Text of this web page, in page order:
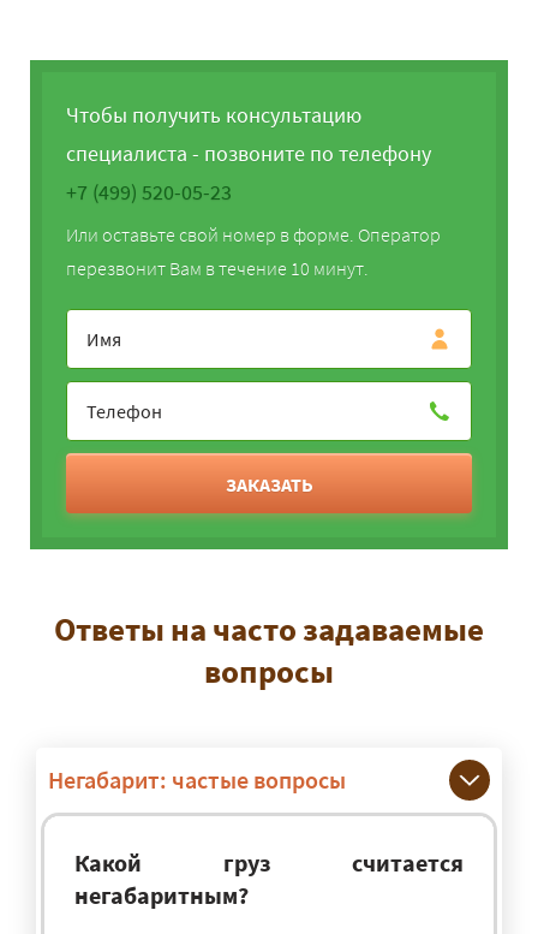
Чтобы получить консультацию
специалиста - позвоните по телефону
+7 (499) 520-05-23
Или оставьте свой номер в форме. Оператор
перезвонит Вам в течение 10 минут.
ЗАКАЗАТЬ
Ответы на часто задаваемые
вопросы
Негабарит: частые вопросы
Какой груз считается
негабаритным?